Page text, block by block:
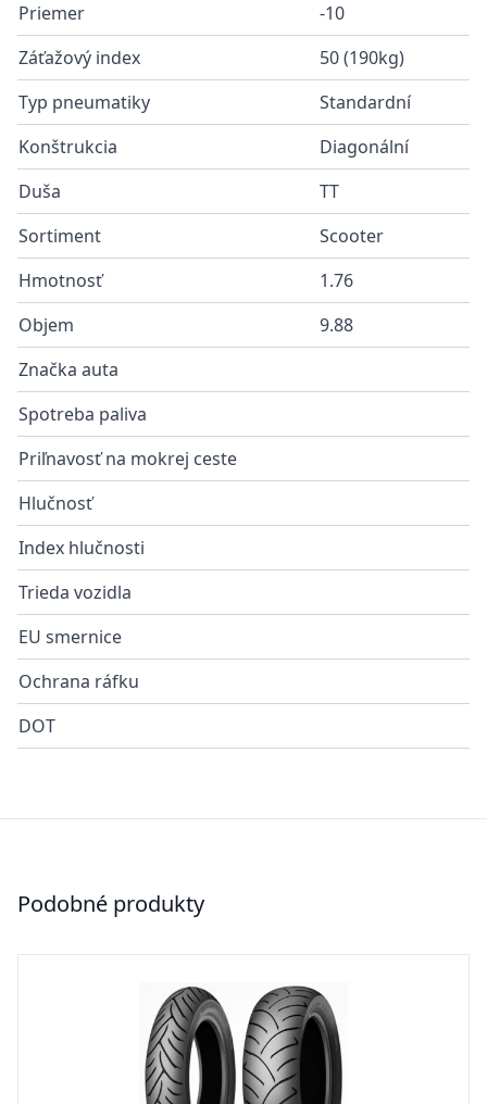
Priemer
-10
Záťažový index
50 (190kg)
Typ pneumatiky
Standardní
Konštrukcia
Diagonální
Duša
TT
Sortiment
Scooter
Hmotnosť
1.76
Objem
9.88
Značka auta
Spotreba paliva
Priľnavosť na mokrej ceste
Hlučnosť
Index hlučnosti
Trieda vozidla
EU smernice
Ochrana ráfku
DOT
Podobné produkty